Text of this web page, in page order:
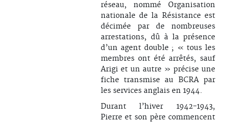
réseau, nommé Organisation
nationale de la Résistance est
décimée par de nombreuses
arrestations, dû à la présence
d’un agent double ; « tous les
membres ont été arrêtés, sauf
Arigi et un autre » précise une
fiche transmise au BCRA par
les services anglais en 1944.
Durant l’hiver 1942-1943,
Pierre et son père commencent